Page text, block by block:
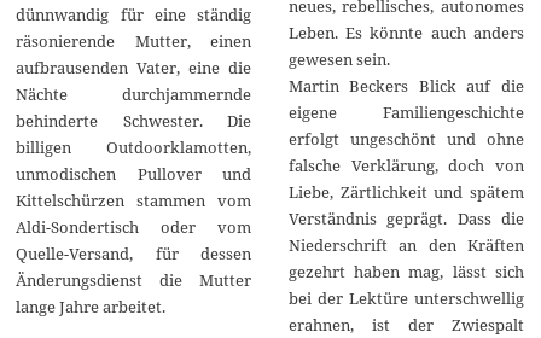
dünnwandig für eine ständig
räsonierende Mutter, einen
aufbrausenden Vater, eine die
Nächte durchjammernde
behinderte Schwester. Die
billigen Outdoorklamotten,
unmodischen Pullover und
Kittelschürzen stammen vom
Aldi-Sondertisch oder vom
Quelle-Versand, für dessen
Änderungsdienst die Mutter
lange Jahre arbeitet.
neues, rebellisches, autonomes
Leben. Es könnte auch anders
gewesen sein.
Martin Beckers Blick auf die
eigene Familiengeschichte
erfolgt ungeschönt und ohne
falsche Verklärung, doch von
Liebe, Zärtlichkeit und spätem
Verständnis geprägt. Dass die
Niederschrift an den Kräften
gezehrt haben mag, lässt sich
bei der Lektüre unterschwellig
erahnen, ist der Zwiespalt